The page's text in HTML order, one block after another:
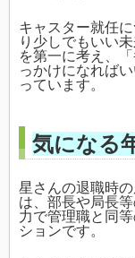
キャスター就任
り少しでもいい
を第一に考え、
っかけになれば
っています。
気になる
星さんの退職時
は、部長や局長
力で管理職と同
ションです。